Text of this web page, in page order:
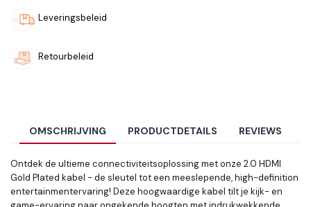
Leveringsbeleid
Retourbeleid
OMSCHRIJVING PRODUCTDETAILS REVIEWS
Ontdek de ultieme connectiviteitsoplossing met onze 2.0 HDMI
Gold Plated kabel - de sleutel tot een meeslepende, high-definition
entertainmentervaring! Deze hoogwaardige kabel tilt je kijk- en